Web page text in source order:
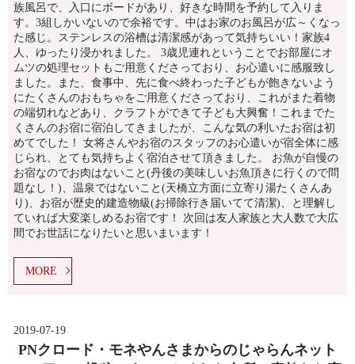
族風呂で、入口にボードがあり、好きな時間を予約して入りま
す。3組しかいないので余裕です。中はお家のお風呂が広～くなっ
た感じ。ステンレスの浴槽は清潔感があって気持ちいい！家族4
人、ゆったり浸かれました。 3歳児連れということでお部屋にオ
ムツの処理セットもご用意くださっており、お心遣いに感服致し
ました。また、食事中、先に食べ終わった子どもが飽きないよう
にたくさんのおもちゃをご用意くださっており、これがまた着物
の端切れなどあり、クラフトができて子ども大興奮！これまでた
くさんのお宿に宿泊してきましたが、こんな気の利いたお宿は初
めてでした！ 女将さんやお宿のスタッフのお心遣いが宿全体に感
じられ、とても気持ちよく宿泊させて頂きました。 お魚が自慢の
お宿なのでお肉はないこと(丹後の美味しいお魚頂きに行くので問
題なし！)、温泉ではないこと(天橋立方面に立寄り湯たくさんあ
り)、お宿が歴史的建造物級(お掃除行き届いてて清潔)、と理解し
ていれば大変楽しめるお宿です！ 次回は友人家族と大人数で大広
間でお世話になりたいと思いまいます！
MORE
2019-07-19
PNクロード・モネやんさまからのじゃらんネット